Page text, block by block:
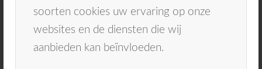
soorten cookies uw ervaring op onze
websites en de diensten die wij
aanbieden kan beïnvloeden.
Maak een afspraak Inschrijven